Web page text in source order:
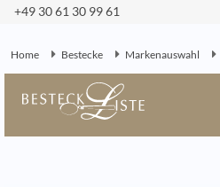
+49 30 61 30 99 61
Home Bestecke Markenauswahl